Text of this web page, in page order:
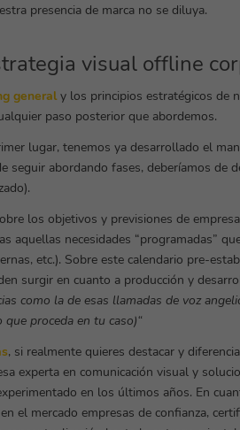
presencia de marca no se diluya.
visual offline
generaly los principios estratégicos de
paso posterior que abordemos.
lugar, tenemos ya desarrollado el
seguir abordando fases, deberíamos de
los objetivos y previsiones de
aquellas necesidades “programadas”
etc.). Sobre este calendario pre-
surgir en cuanto a producción y
como la de esas llamadas de voz
que proceda en tu caso)“
, si realmente quieres destacar y
experta en comunicación visual y
en los últimos años. En
el mercado empresas de confianza,